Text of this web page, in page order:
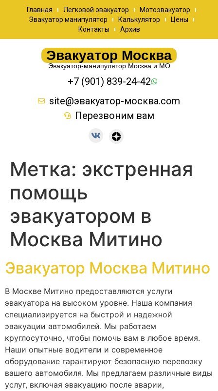
Главная Легковой эвакуатор
Мотоэвакуатор
Эвакуатор манипулятор
Калькулятор
Цены
Контакты
Архив
Эвакуатор Москва
Эвакуатор-манипулятор Москва и МО
+7 (901) 839-24-42
site@эвакуатор-москва.com
Перезвоним вам
Метка: экстренная
помощь
эвакуатором в
Москва Митино
Эвакуатор Москва Митино
В Москве Митино предоставляются услуги
эвакуатора на высоком уровне. Наша компания
специализируется на быстрой и надежной
эвакуации автомобилей. Мы работаем
круглосуточно, чтобы помочь вам в любое время.
Наши опытные водители и современное
оборудование гарантируют безопасную перевозку
вашего автомобиля. Мы предлагаем различные виды
услуг, включая эвакуацию после аварии,